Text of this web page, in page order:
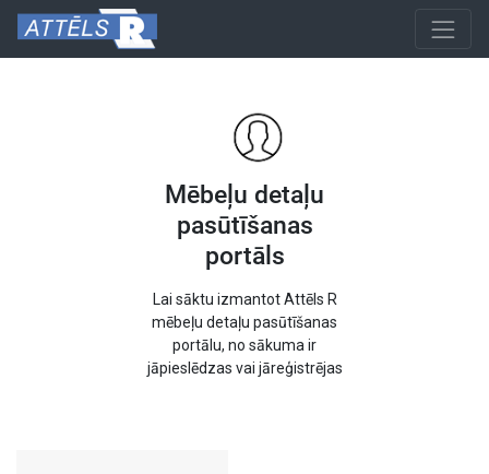
Mēbeļu detaļu
pasūtīšanas
portāls
Lai sāktu izmantot Attēls R
mēbeļu detaļu pasūtīšanas
portālu, no sākuma ir
jāpieslēdzas vai jāreģistrējas